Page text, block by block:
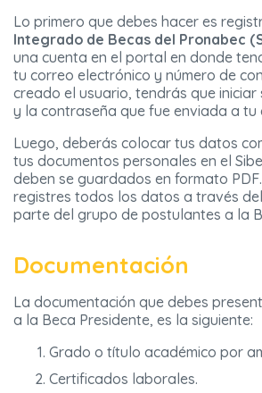
Lo primero que debes hacer es
Integrado de Becas del Pronabec
una cuenta en el portal en donde
tu correo electrónico y número de
creado el usuario, tendrás que iniciar
y la contraseña que fue enviada a tu
Luego, deberás colocar tus datos
tus documentos personales en el
deben se guardados en formato
registres todos los datos a través
parte del grupo de postulantes a la
Documentación
La documentación que debes
a la Beca Presidente, es la siguiente:
Grado o título académico por
Certificados laborales.